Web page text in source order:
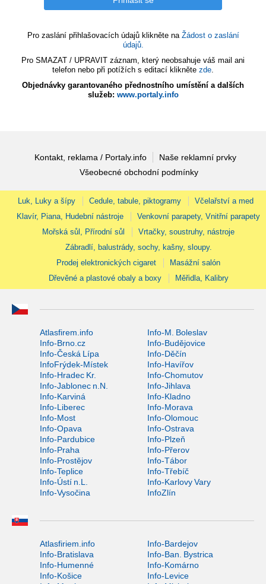
Pro zaslání přihlašovacích údajů klikněte na Žádost o zaslání
údajů.
Pro SMAZAT / UPRAVIT záznam, který neobsahuje váš mail ani
telefon nebo při potížích s editací klikněte zde.
Objednávky garantovaného přednostního umístění a dalších
služeb: www.portaly.info
Kontakt, reklama / Portaly.info
Naše reklamní prvky
Všeobecné obchodní podmínky
Luk, Luky a šípy Cedule, tabule, piktogramy
Včelařství a med
Klavír, Piana, Hudební nástroje
Venkovní parapety, Vnitřní parapety
Mořská sůl, Přírodní sůl
Vrtačky, soustruhy, nástroje
Zábradlí, balustrády, sochy, kašny, sloupy.
Prodej elektronických cigaret
Masážní salón
Dřevěné a plastové obaly a boxy
Měřidla, Kalibry
Atlasfirem.info
Info-M. Boleslav
Info-Brno.cz
Info-Budějovice
Info-Česká Lípa
Info-Děčín
InfoFrýdek-Místek
Info-Havířov
Info-Hradec Kr.
Info-Chomutov
Info-Jablonec n.N.
Info-Jihlava
Info-Karviná
Info-Kladno
Info-Liberec
Info-Morava
Info-Most
Info-Olomouc
Info-Opava
Info-Ostrava
Info-Pardubice
Info-Plzeň
Info-Praha
Info-Přerov
Info-Prostějov
Info-Tábor
Info-Teplice
Info-Třebíč
Info-Ústí n.L.
Info-Karlovy Vary
Info-Vysočina
InfoZlín
Atlasfiriem.info
Info-Bardejov
Info-Bratislava
Info-Ban. Bystrica
Info-Humenné
Info-Komárno
Info-Košice
Info-Levice